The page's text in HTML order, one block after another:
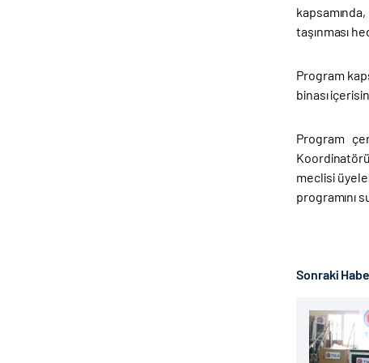
taşınması
Program
binası
Program
meclisi
programını
Sonraki